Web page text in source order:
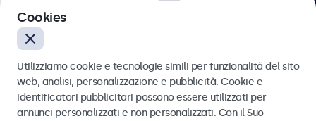
Italiano
Inviare
Cookies
Utilizziamo cookie e tecnologie simili per funzionalità del sito
web, analisi, personalizzazione e pubblicità. Cookie e
identificatori pubblicitari possono essere utilizzati per
annunci personalizzati e non personalizzati. Con il Suo